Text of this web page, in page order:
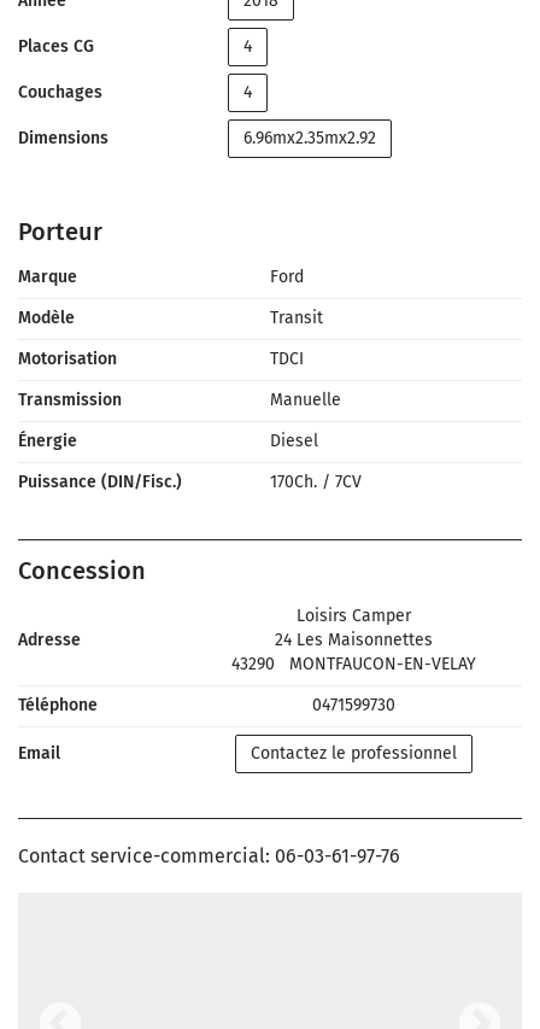
Places CG 4
Couchages 4
Dimensions 6.96mx2.35mx2.92
Porteur
Marque
Ford
Modèle
Transit
Motorisation
TDCI
Transmission
Manuelle
Énergie
Diesel
Puissance (DIN/Fisc.)
170Ch. / 7CV
Concession
Adresse
Loisirs Camper
24 Les Maisonnettes
43290
MONTFAUCON-EN-VELAY
Téléphone
0471599730
Email Contactez le professionnel
Contact service-commercial: 06-03-61-97-76